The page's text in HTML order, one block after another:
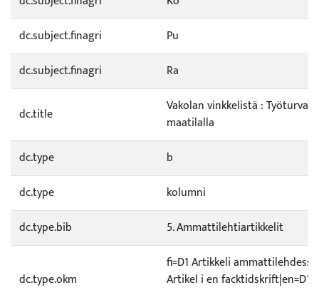
dc.subject.finagri
Pu
dc.subject.finagri
Ra
dc.title
Vakolan vinkkelistä :
maatilalla
dc.type
b
dc.type
kolumni
dc.type.bib
5. Ammattilehtiartikkelit
dc.type.okm
fi=D1 Artikkeli
Artikel i en facktidskrift|en=D1